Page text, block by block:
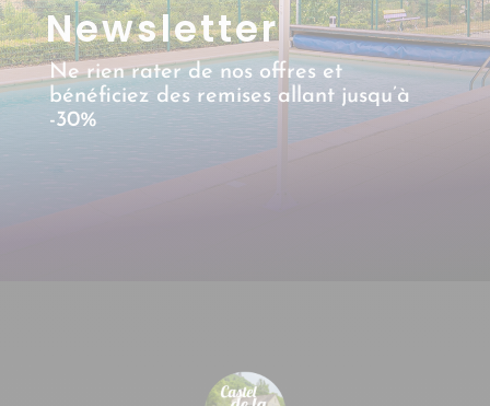
Newsletter
Ne rien rater de nos offres et
bénéficiez des remises allant jusqu’à
-30%